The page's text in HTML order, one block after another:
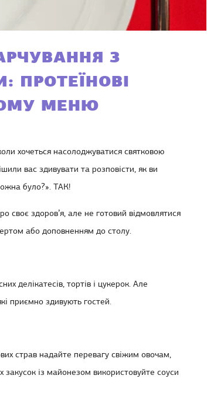
З
ПРОТЕЇНОВІ
МЕНЮ
хочеться насолоджуватися святковою
вас здивувати та розповісти, як ви
було?». ТАК!
своє здоров’я, але не готовий відмовлятися
або доповненням до столу.
делікатесів, тортів і цукерок. Але
приємно здивують гостей.
страв надайте перевагу свіжим овочам,
із майонезом використовуйте соуси